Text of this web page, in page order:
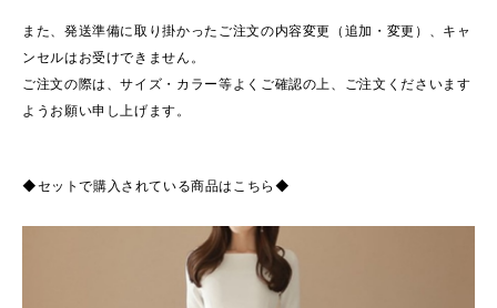
また、発送準備に取り掛かったご注文の内容変更（追加・変更）、キャ
ンセルはお受けできません。
ご注文の際は、サイズ・カラー等よくご確認の上、ご注文くださいます
ようお願い申し上げます。
◆セットで購入されている商品はこちら◆